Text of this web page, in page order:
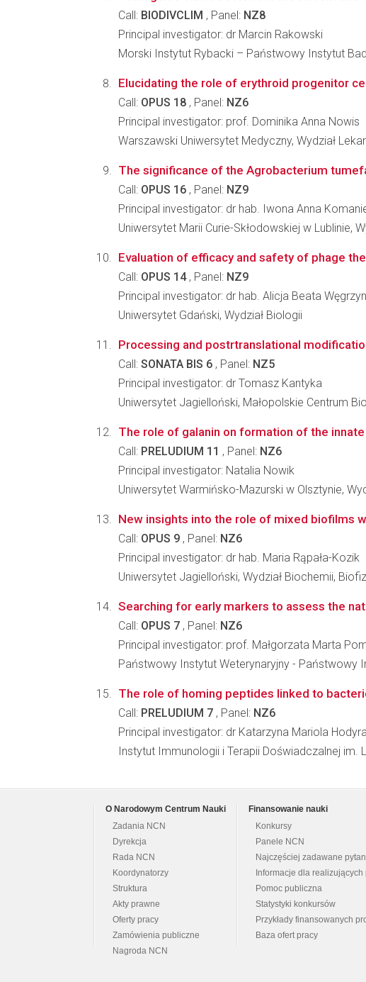
Call: BIODIVCLIM , Panel: NZ8
Principal investigator: dr Marcin Rakowski
Morski Instytut Rybacki – Państwowy Instytut
Elucidating the role of erythroid progenitor
Call: OPUS 18 , Panel: NZ6
Principal investigator: prof. Dominika Anna Nowis
Warszawski Uniwersytet Medyczny, Wydział
The significance of the Agrobacterium
Call: OPUS 16 , Panel: NZ9
Principal investigator: dr hab. Iwona Anna
Uniwersytet Marii Curie-Skłodowskiej w Lublinie,
Evaluation of efficacy and safety of phage
Call: OPUS 14, Panel: NZ9
Principal investigator: dr hab. Alicja Beata Węgrzyn
Uniwersytet Gdański, Wydział Biologii
Processing and postrtranslational
Call: SONATA BIS 6 , Panel: NZ5
Principal investigator: dr Tomasz Kantyka
Uniwersytet Jagielloński, Małopolskie Centrum
The role of galanin on formation of the
Call: PRELUDIUM 11 , Panel: NZ6
Principal investigator: Natalia Nowik
Uniwersytet Warmińsko-Mazurski w Olsztynie,
New insights into the role of mixed biofilms
Call: OPUS 9 , Panel: NZ6
Principal investigator: dr hab. Maria Rąpała-Kozik
Uniwersytet Jagielloński, Wydział Biochemii,
Searching for early markers to assess the
Call: OPUS 7 , Panel: NZ6
Principal investigator: prof. Małgorzata Marta
Państwowy Instytut Weterynaryjny - Państwowy
The role of homing peptides linked to
Call: PRELUDIUM 7 , Panel: NZ6
Principal investigator: dr Katarzyna Mariola
Instytut Immunologii i Terapii Doświadczalnej im.
O Narodowym Centrum Nauki
Zadania NCN
Dyrekcja
Rada NCN
Koordynatorzy
Struktura
Akty prawne
Oferty pracy
Zamówienia publiczne
Nagroda NCN
Finansowanie nauki
Konkursy
Panele NCN
Najczęściej zadawane
Informacje dla realizujących
Pomoc publiczna
Statystyki konkursów
Przykłady finansowanych
Baza ofert pracy